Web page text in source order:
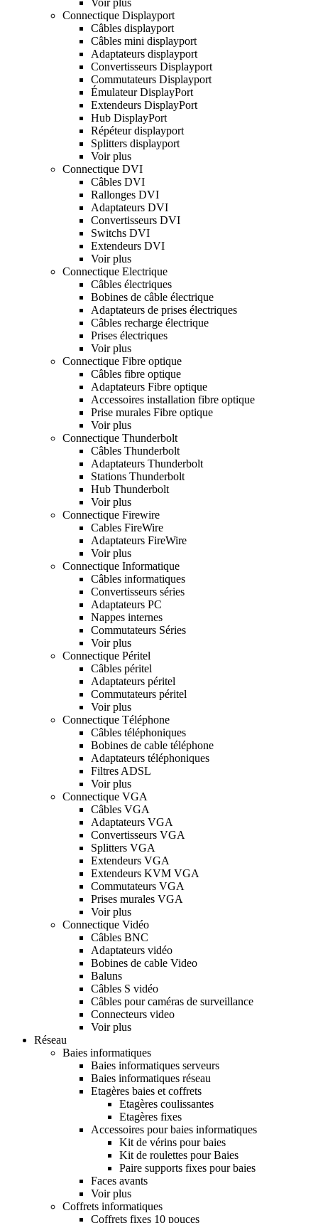
Connectique Displayport
Câbles displayport
Câbles mini displayport
Adaptateurs displayport
Convertisseurs Displayport
Commutateurs Displayport
Émulateur DisplayPort
Extendeurs DisplayPort
Hub DisplayPort
Répéteur displayport
Splitters displayport
Voir plus
Connectique DVI
Câbles DVI
Rallonges DVI
Adaptateurs DVI
Convertisseurs DVI
Switchs DVI
Extendeurs DVI
Voir plus
Connectique Electrique
Câbles électriques
Bobines de câble électrique
Adaptateurs de prises électriques
Câbles recharge électrique
Prises électriques
Voir plus
Connectique Fibre optique
Câbles fibre optique
Adaptateurs Fibre optique
Accessoires installation fibre optique
Prise murales Fibre optique
Voir plus
Connectique Thunderbolt
Câbles Thunderbolt
Adaptateurs Thunderbolt
Stations Thunderbolt
Hub Thunderbolt
Voir plus
Connectique Firewire
Cables FireWire
Adaptateurs FireWire
Voir plus
Connectique Informatique
Câbles informatiques
Convertisseurs séries
Adaptateurs PC
Nappes internes
Commutateurs Séries
Voir plus
Connectique Péritel
Câbles péritel
Adaptateurs péritel
Commutateurs péritel
Voir plus
Connectique Téléphone
Câbles téléphoniques
Bobines de cable téléphone
Adaptateurs téléphoniques
Filtres ADSL
Voir plus
Connectique VGA
Câbles VGA
Adaptateurs VGA
Convertisseurs VGA
Splitters VGA
Extendeurs VGA
Extendeurs KVM VGA
Commutateurs VGA
Prises murales VGA
Voir plus
Connectique Vidéo
Câbles BNC
Adaptateurs vidéo
Bobines de cable Video
Baluns
Câbles S vidéo
Câbles pour caméras de surveillance
Connecteurs video
Voir plus
Réseau
Baies informatiques
Baies informatiques serveurs
Baies informatiques réseau
Etagères baies et coffrets
Etagères coulissantes
Etagères fixes
Accessoires pour baies informatiques
Kit de vérins pour baies
Kit de roulettes pour Baies
Paire supports fixes pour baies
Faces avants
Voir plus
Coffrets informatiques
Coffrets fixes 10 pouces